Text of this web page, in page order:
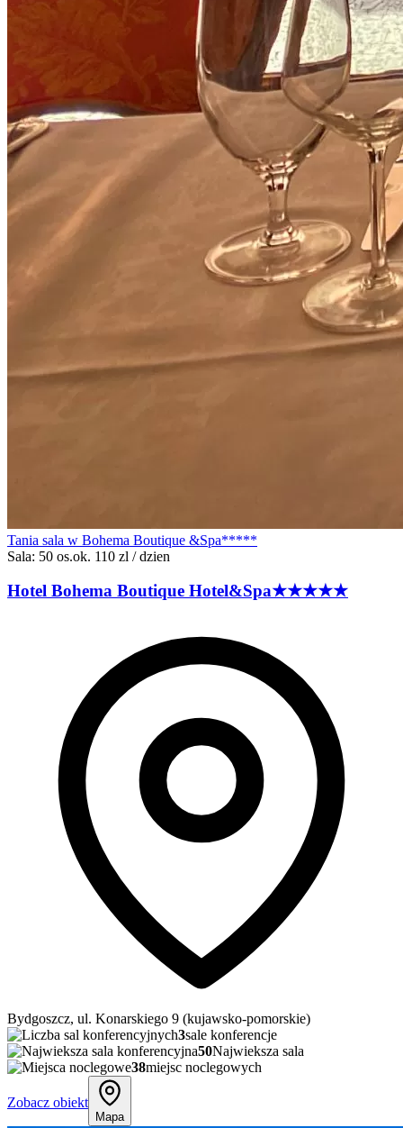
Tania sala w Bohema Boutique &Spa*****
Sala: 50 os.ok. 110 zl / dzien
Hotel Bohema Boutique Hotel&Spa★★★★★
Bydgoszcz, ul. Konarskiego 9 (kujawsko-pomorskie)
3sale konferencje
50Najwieksza sala
38miejsc noclegowych
Zobacz obiekt
Mapa